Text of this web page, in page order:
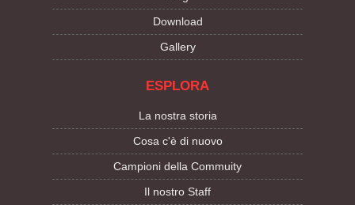
Download
Gallery
ESPLORA
La nostra storia
Cosa c'è di nuovo
Campioni della Commuity
Il nostro Staff